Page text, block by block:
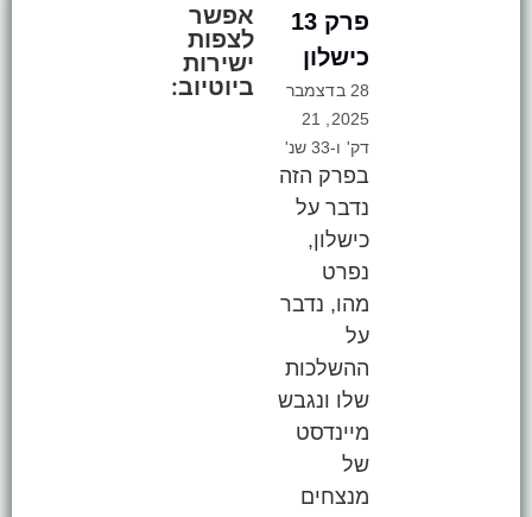
פרק 13
כישלון
28 בדצמבר
2025, 21
דק' ו-33 שנ'
בפרק הזה
נדבר על
כישלון,
נפרט
מהו, נדבר
על
ההשלכות
שלו ונגבש
מיינדסט
של
מנצחים
אפשר
לצפות
ישירות
ביוטיוב: